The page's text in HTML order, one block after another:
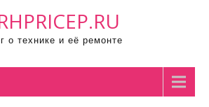
о технике и её ремонте